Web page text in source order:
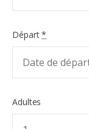
Départ*
Adultes